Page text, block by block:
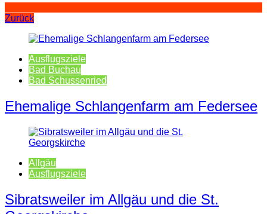
Zurück
Ausflugsziele
Bad Buchau
Bad Schussenried
Ehemalige Schlangenfarm am Federsee
Allgäu
Ausflugsziele
Sibratsweiler im Allgäu und die St.